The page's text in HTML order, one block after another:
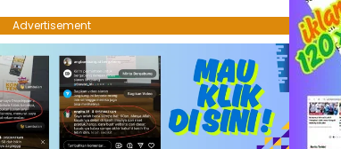
Advertisement